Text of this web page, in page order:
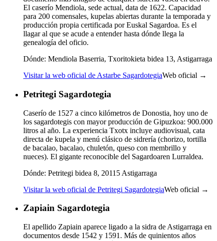
El caserío Mendiola, sede actual, data de 1622. Capacidad
para 200 comensales, kupelas abiertas durante la temporada y
producción propia certificada por Euskal Sagardoa. Es el
llagar al que se acude a entender hasta dónde llega la
genealogía del oficio.
Dónde: Mendiola Baserria, Txoritokieta bidea 13, Astigarraga
Visitar la web oficial de Astarbe SagardotegiaWeb oficial →
Petritegi Sagardotegia
Caserío de 1527 a cinco kilómetros de Donostia, hoy uno de
los sagardotegis con mayor producción de Gipuzkoa: 900.000
litros al año. La experiencia Txotx incluye audiovisual, cata
directa de kupela y menú clásico de sidrería (chorizo, tortilla
de bacalao, bacalao, chuletón, queso con membrillo y
nueces). El gigante reconocible del Sagardoaren Lurraldea.
Dónde: Petritegi bidea 8, 20115 Astigarraga
Visitar la web oficial de Petritegi SagardotegiaWeb oficial →
Zapiain Sagardotegia
El apellido Zapiain aparece ligado a la sidra de Astigarraga en
documentos desde 1542 y 1591. Más de quinientos años